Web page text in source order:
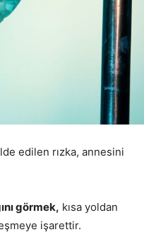
edilen rızka, annesini
görmek, kısa yoldan
işarettir.